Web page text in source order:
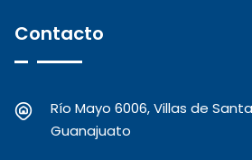
Contacto
Río Mayo 6006, Villas de
Guanajuato